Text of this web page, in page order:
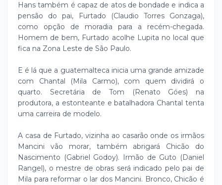
Hans também é capaz de atos de bondade e indica a
pensão do pai, Furtado (Claudio Torres Gonzaga),
como opção de moradia para a recém-chegada.
Homem de bem, Furtado acolhe Lupita no local que
fica na Zona Leste de São Paulo.
E é lá que a guatemalteca inicia uma grande amizade
com Chantal (Mila Carmo), com quem dividirá o
quarto. Secretária de Tom (Renato Góes) na
produtora, a estonteante e batalhadora Chantal tenta
uma carreira de modelo.
A casa de Furtado, vizinha ao casarão onde os irmãos
Mancini vão morar, também abrigará Chicão do
Nascimento (Gabriel Godoy). Irmão de Guto (Daniel
Rangel), o mestre de obras será indicado pelo pai de
Mila para reformar o lar dos Mancini. Bronco, Chicão é